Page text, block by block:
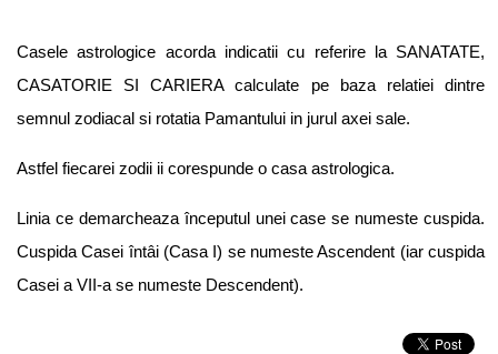
Casele astrologice acorda indicatii cu referire la SANATATE,
CASATORIE SI CARIERA calculate pe baza relatiei dintre
semnul zodiacal si rotatia Pamantului in jurul axei sale.
Astfel fiecarei zodii ii corespunde o casa astrologica.
Linia ce demarcheaza începutul unei case se numeste cuspida.
Cuspida Casei întâi (Casa I) se numeste Ascendent (iar cuspida
Casei a VII-a se numeste Descendent).